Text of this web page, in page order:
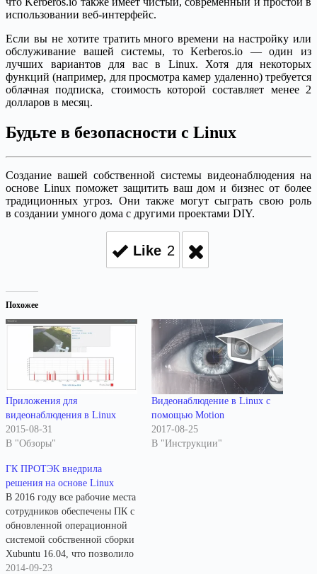
использовании веб-интерфейс.
Если вы не хотите тратить много времени на настройку или
обслуживание вашей системы, то Kerberos.io — один из
лучших вариантов для вас в Linux. Хотя для некоторых
функций (например, для просмотра камер удаленно) требуется
облачная подписка, стоимость которой составляет менее 2
долларов в месяц.
Будьте в безопасности с Linux
Создание вашей собственной системы видеонаблюдения на
основе Linux поможет защитить ваш дом и бизнес от более
традиционных угроз. Они также могут сыграть свою роль
в создании умного дома с другими проектами DIY.
Like 2
Похожее
Приложения для
видеонаблюдения в Linux
2015-08-31
В "Обзоры"
Видеонаблюдение в Linux с
помощью Motion
2017-08-25
В "Инструкции"
ГК ПРОТЭК внедрила
решения на основе Linux
В 2016 году все рабочие места
сотрудников обеспечены ПК с
обновленной операционной
системой собственной сборки
Xubuntu 16.04, что позволило
полностью отказаться от
2014-09-23